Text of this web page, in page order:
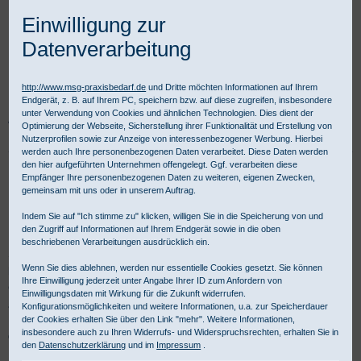
Praxisbedarf Shop Hygiene Medizinische Schutzkleidung
Handschuhe
OP-Latex / Puderfrei / Steril
Sterile OP-Latex-Handschuhe
puderfrei
bestellen Sie günstig im Onlineshop des Operationshandschuhe
Großhändlers MSG Praxisbedarf. Für gewerbliche Kunden ist Kauf
auf Rechnung möglich.
OP-Latex / Puderfrei / Steril - Produktübersicht:
Einwilligung zur
Datenverarbeitung
http://www.msg-praxisbedarf.de und Dritte möchten Informationen auf Ihrem
Endgerät, z. B. auf Ihrem PC, speichern bzw. auf diese zugreifen, insbesondere
unter Verwendung von Cookies und ähnlichen Technologien. Dies dient der
Optimierung der Webseite, Sicherstellung ihrer Funktionalität und Erstellung von
Nutzerprofilen sowie zur Anzeige von interessenbezogener Werbung. Hierbei
werden auch Ihre personenbezogenen Daten verarbeitet. Diese Daten werden
den hier aufgeführten Unternehmen offengelegt. Ggf. verarbeiten diese
Empfänger Ihre personenbezogenen Daten zu weiteren, eigenen Zwecken,
gemeinsam mit uns oder in unserem Auftrag.
Indem Sie auf "Ich stimme zu" klicken, willigen Sie in die Speicherung von und
den Zugriff auf Informationen auf Ihrem Endgerät sowie in die oben
beschriebenen Verarbeitungen ausdrücklich ein.
Wenn Sie dies ablehnen, werden nur essentielle Cookies gesetzt. Sie können
Ihre Einwilligung jederzeit unter Angabe Ihrer ID zum Anfordern von
Einwilligungsdaten mit Wirkung für die Zukunft widerrufen.
Konfigurationsmöglichkeiten und weitere Informationen, u.a. zur Speicherdauer
der Cookies erhalten Sie über den Link "mehr". Weitere Informationen,
insbesondere auch zu Ihren Widerrufs- und Widerspruchsrechten, erhalten Sie in
den Datenschutzerklärung und im Impressum